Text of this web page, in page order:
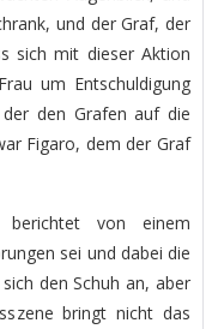
und der Graf, der
sich mit dieser Aktion
um Entschuldigung
den Grafen auf die
Figaro, dem der Graf
von einem
sei und dabei die
den Schuh an, aber
bringt nicht das